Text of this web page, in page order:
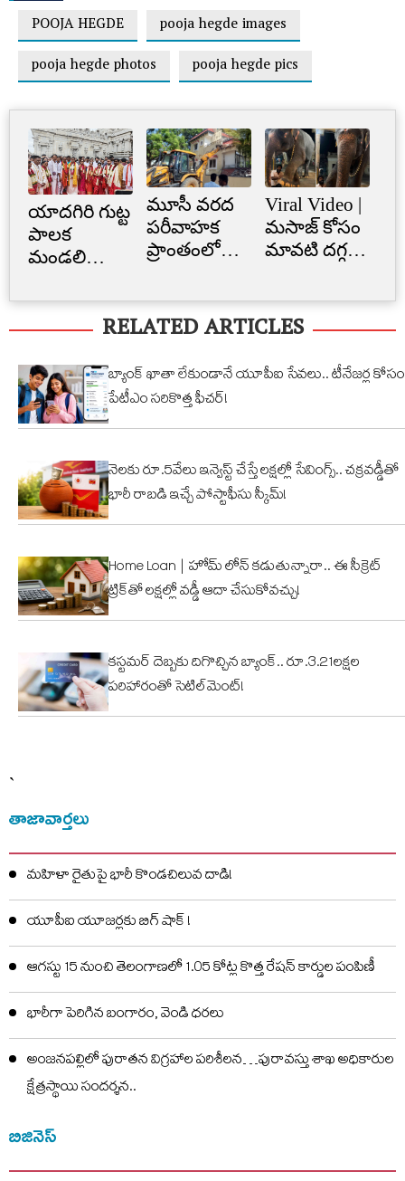
POOJA HEGDE
pooja hegde images
pooja hegde photos
pooja hegde pics
యాదగిరి గుట్ట
పాలక
మండలి
స్వీకారం
మూసీ వరద
పరీవాహక
ప్రాంతంలో
నిర్మాణం..
నార్సింగిలో
స్కూల్‌
భవనం
కూల్చివేత
Viral Video |
మసాజ్ కోసం
మావటి దగ్గర
ఏనుగు..
క్యూట్
వీడియో
వైరల్!
RELATED ARTICLES
బ్యాంక్ ఖాతా లేకుండానే యూపీఐ సేవలు.. టీనేజర్ల కోసం
పేటీఎం సరికొత్త ఫీచర్!
నెలకు రూ.5వేలు ఇన్వెస్ట్ చేస్తే లక్షల్లో సేవింగ్స్.. చక్రవడ్డీతో
భారీ రాబడి ఇచ్చే పోస్టాఫీసు స్కీమ్!
Home Loan | హోమ్ లోన్ కడుతున్నారా.. ఈ సీక్రెట్
ట్రిక్‌తో లక్షల్లో వడ్డీ ఆదా చేసుకోవచ్చు!
కస్టమర్ దెబ్బకు దిగొచ్చిన బ్యాంక్.. రూ.3.21లక్షల
పరిహారంతో సెటిల్‌మెంట్!
`
తాజావార్తలు
మహిళా రైతుపై భారీ కొండచిలువ దాడి!
యూపీఐ యూజర్లకు బిగ్ షాక్ !
ఆగస్టు 15 నుంచి తెలంగాణలో 1.05 కోట్ల కొత్త రేషన్ కార్డుల పంపిణీ
భారీగా పెరిగిన బంగారం, వెండి ధరలు
అంజనపల్లిలో పురాతన విగ్రహాల పరిశీలన…పురావస్తు శాఖ అధికారుల
క్షేత్రస్థాయి సందర్శన..
బిజినెస్